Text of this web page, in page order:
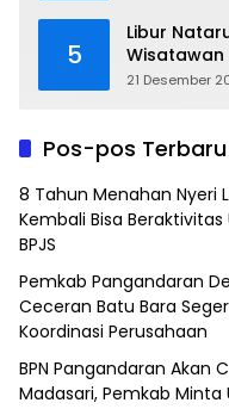
5
Libur
21 Desember
Pos-pos Terbaru
8 Tahun Menahan Nyeri
Kembali Bisa
BPJS
Pemkab Pangandaran
Ceceran Batu Bara
Koordinasi Perusahaan
BPN Pangandaran Akan
Madasari, Pemkab